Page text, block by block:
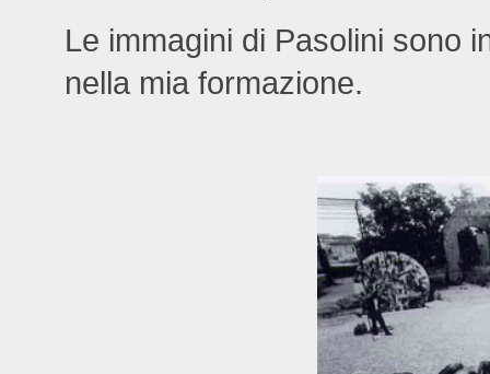
Le immagini di Pasolini sono
nella mia formazione.